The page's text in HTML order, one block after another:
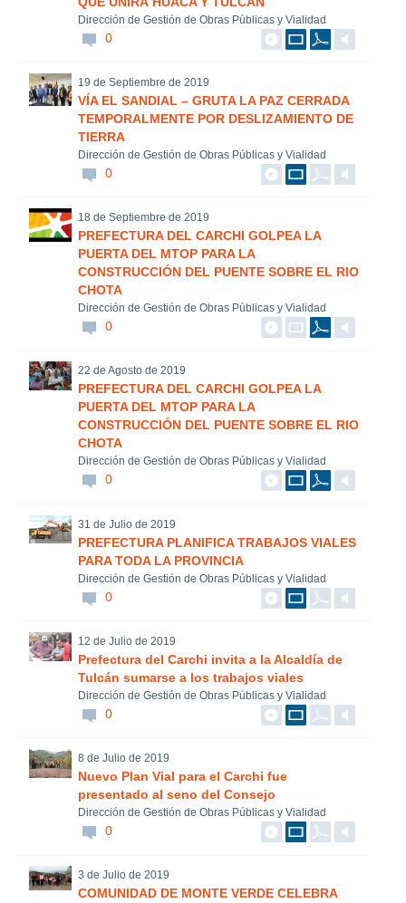
Dirección de Gestión de Obras Públicas y Vialidad
0
19 de Septiembre de 2019
VÍA EL SANDIAL – GRUTA LA PAZ CERRADA
TEMPORALMENTE POR DESLIZAMIENTO DE
TIERRA
Dirección de Gestión de Obras Públicas y Vialidad
0
18 de Septiembre de 2019
PREFECTURA DEL CARCHI GOLPEA LA
PUERTA DEL MTOP PARA LA
CONSTRUCCIÓN DEL PUENTE SOBRE EL RIO
CHOTA
Dirección de Gestión de Obras Públicas y Vialidad
0
22 de Agosto de 2019
PREFECTURA DEL CARCHI GOLPEA LA
PUERTA DEL MTOP PARA LA
CONSTRUCCIÓN DEL PUENTE SOBRE EL RIO
CHOTA
Dirección de Gestión de Obras Públicas y Vialidad
0
31 de Julio de 2019
PREFECTURA PLANIFICA TRABAJOS VIALES
PARA TODA LA PROVINCIA
Dirección de Gestión de Obras Públicas y Vialidad
0
12 de Julio de 2019
Prefectura del Carchi invita a la Alcaldía de
Tulcán sumarse a los trabajos viales
Dirección de Gestión de Obras Públicas y Vialidad
0
8 de Julio de 2019
Nuevo Plan Vial para el Carchi fue
presentado al seno del Consejo
Dirección de Gestión de Obras Públicas y Vialidad
0
3 de Julio de 2019
COMUNIDAD DE MONTE VERDE CELEBRA